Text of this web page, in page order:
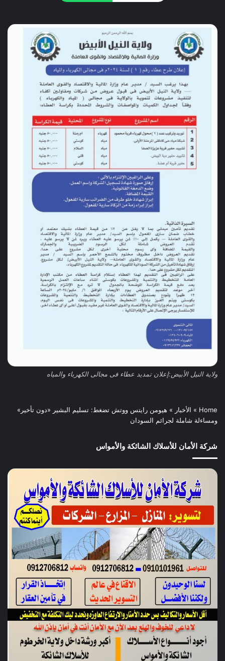
ولاية النيل الأبيض:إعلان تمديد عطاء فى مجالى الكهرباء والمياه
Home
» الأخبار » هيومن رايتس ووتش تضغط: تسليم البشير «دون تأخير»
ومساءلة شاملة لجرائم السودان
شركة الأمان للأسلاك الشائكة والأمواس